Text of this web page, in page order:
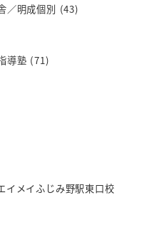
／明成個別 (43)
導塾 (71)
イメイふじみ野駅東口校